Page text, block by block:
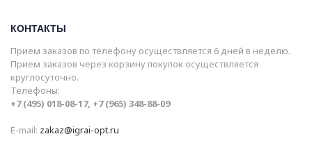
КОНТАКТЫ
Прием заказов по телефону осуществляется 6 дней в неделю.
Прием заказов через корзину покупок осуществляется
круглосуточно.
Телефоны:
+7 (495) 018-08-17, +7 (965) 348-88-09
E-mail: zakaz@igrai-opt.ru